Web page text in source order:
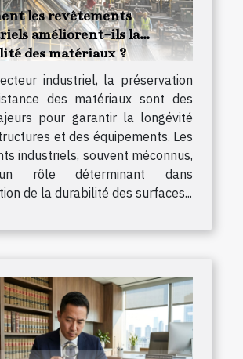
les revêtements
améliorent-ils la
des matériaux ?
industriel, la préservation
des matériaux sont des
pour garantir la longévité
et des équipements. Les
industriels, souvent méconnus,
rôle déterminant dans
de la durabilité des surfaces...